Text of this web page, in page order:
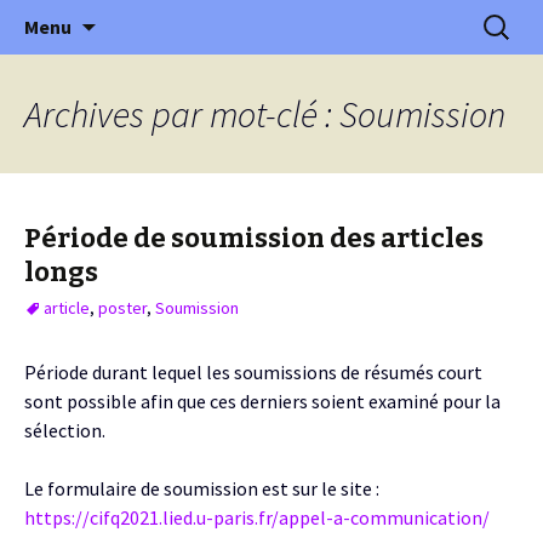
Colloque International
Franco-Québécois en Energie
XVème édition : Ville et transition
Menu
Archives par mot-clé : Soumission
Période de soumission des articles
longs
article, poster, Soumission
Période durant lequel les soumissions de résumés court
sont possible afin que ces derniers soient examiné pour la
sélection.
Le formulaire de soumission est sur le site :
https://cifq2021.lied.u-paris.fr/appel-a-communication/